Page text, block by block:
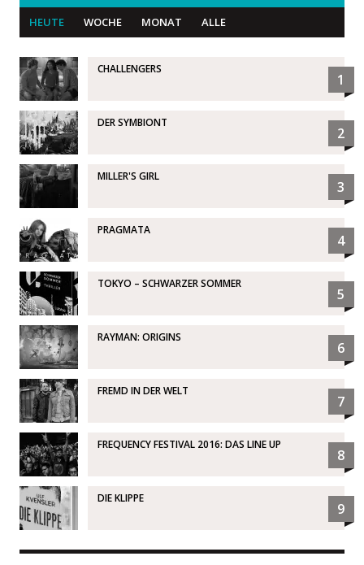
HEUTE WOCHE MONAT ALLE
CHALLENGERS
1
DER SYMBIONT
2
MILLER'S GIRL
3
PRAGMATA
4
TOKYO – SCHWARZER SOMMER
5
RAYMAN: ORIGINS
6
FREMD IN DER WELT
7
FREQUENCY FESTIVAL 2016: DAS LINE UP
8
DIE KLIPPE
9